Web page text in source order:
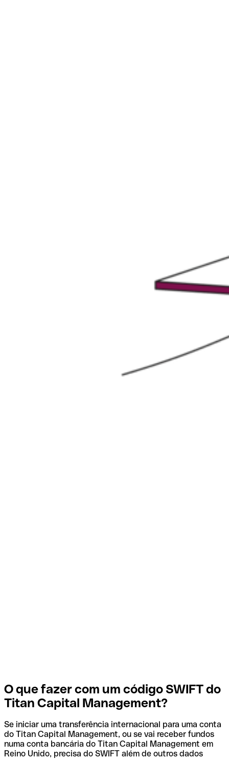
O que fazer com um código SWIFT do
Titan Capital Management?
Se iniciar uma transferência internacional para uma conta
do Titan Capital Management, ou se vai receber fundos
numa conta bancária do Titan Capital Management em
Reino Unido, precisa do SWIFT além de outros dados